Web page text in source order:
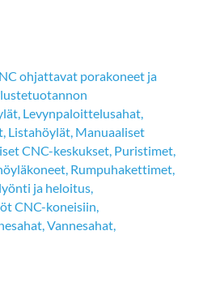
ohjattavat porakoneet ja
, Levynpaloittelusahat,
, Listahöylät, Manuaaliset
CNC-keskukset, Puristimet,
, Rumpuhakettimet,
ja heloitus,
CNC-koneisiin,
,Vannesahat,